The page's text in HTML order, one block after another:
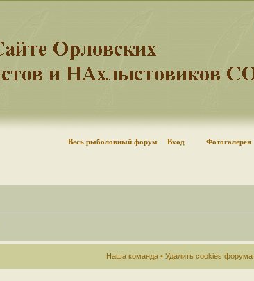
Весь рыболовный форум Вход Фотогалерея
Наша команда • Удалить cookies форума